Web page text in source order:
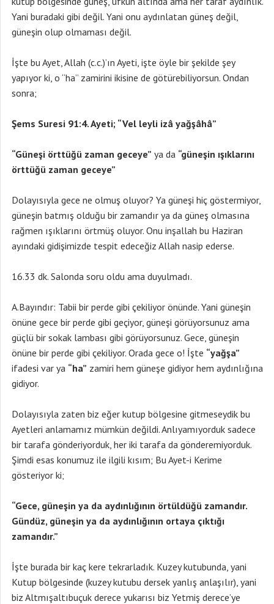
Yani buradaki gibi değil. Yani onu aydınlatan güneş değil,
güneşin olup olmaması değil.
İşte bu Ayet, Allah (c.c.)’ın Ayeti, işte öyle bir şekilde şey
yapıyor ki, o “ha” zamirini ikisine de götürebiliyorsun. Ondan
sonra;
Şems Suresi 91:4. Ayeti; “Vel leyli izâ yağşâhâ”
“Güneşi örttüğü zaman geceye” ya da “güneşin ışıklarını
örttüğü zaman geceye”
Dolayısıyla gece ne olmuş oluyor? Ya güneşi hiç göstermiyor,
güneşin batmış olduğu bir zamandır ya da güneş olmasına
rağmen ışıklarını örtmüş oluyor. Onu inşallah bu Haziran
ayındaki gidişimizde tespit edeceğiz Allah nasip ederse.
16.33 dk. Salonda soru oldu ama duyulmadı.
A.Bayındır: Tabii bir perde gibi çekiliyor önünde. Yani güneşin
önüne gece bir perde gibi geçiyor, güneşi görüyorsunuz ama
güçlü bir sokak lambası gibi görüyorsunuz. Gece, güneşin
önüne bir perde gibi çekiliyor. Orada gece o! İşte “yağşa”
ifadesi var ya “ha” zamiri hem güneşe gidiyor hem aydınlığına
gidiyor.
Dolayısıyla zaten biz eğer kutup bölgesine gitmeseydik bu
Ayetleri anlamamız mümkün değildi. Anlıyamıyorduk sadece
bir tarafa gönderiyorduk, her iki tarafa da gönderemiyorduk.
Şimdi esas konumuz ile ilgili kısım; Bu Ayet-i Kerime
gösteriyor ki;
“Gece, güneşin ya da aydınlığının örtüldüğü zamandır.
Gündüz, güneşin ya da aydınlığının ortaya çıktığı
zamandır.”
İşte burada bir kaç kere tekrarladık. Kuzey kutubunda, yani
Kutup bölgesinde (kuzey kutubu dersek yanlış anlaşılır), yani
biz Altmışaltıbuçuk derece yukarısı biz Yetmiş derece’ye